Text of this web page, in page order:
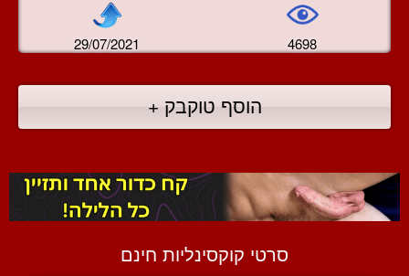
29/07/2021 4698
הוסף טוקבק +
סרטי קוקסינליות חינם